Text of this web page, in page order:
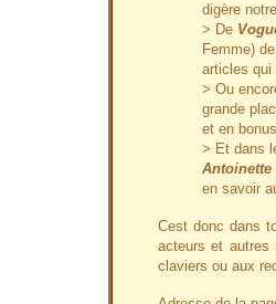
digère
> De
Femme)
articles qui
> Ou
grande
et en
> Et dans
Antoinette
en savoir
Cest donc dans
acteurs et autres
claviers ou aux